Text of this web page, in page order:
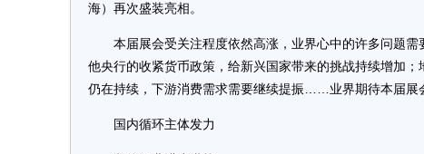
海）再次盛装亮相。
本届展会受关注程度依然高涨，业界心中的许多问题需
他央行的收紧货币政策，给新兴国家带来的挑战持续增加
仍在持续，下游消费需求需要继续提振……业界期待本届展
国内循环主体发力